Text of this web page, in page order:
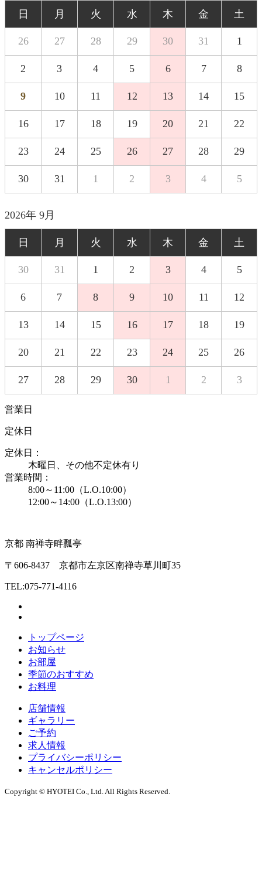
日 月 火 水 木 金 土
26 27 28 29 30 31 1
2 3 4 5 6 7 8
9 10 11 12 13 14 15
16 17 18 19 20 21 22
23 24 25 26 27 28 29
30 31 1 2 3 4 5
2026年 9月
日 月 火 水 木 金 土
30 31 1 2 3 4 5
6 7 8 9 10 11 12
13 14 15 16 17 18 19
20 21 22 23 24 25 26
27 28 29 30 1 2 3
営業日
定休日
定休日：
木曜日、その他不定休有り
営業時間：
8:00～11:00（L.O.10:00）
12:00～14:00（L.O.13:00）
京都 南禅寺畔瓢亭
〒606-8437 京都市左京区南禅寺草川町35
TEL:075-771-4116
トップページ
お知らせ
お部屋
季節のおすすめ
お料理
店舗情報
ギャラリー
ご予約
求人情報
プライバシーポリシー
キャンセルポリシー
Copyright © HYOTEI Co., Ltd. All Rights Reserved.